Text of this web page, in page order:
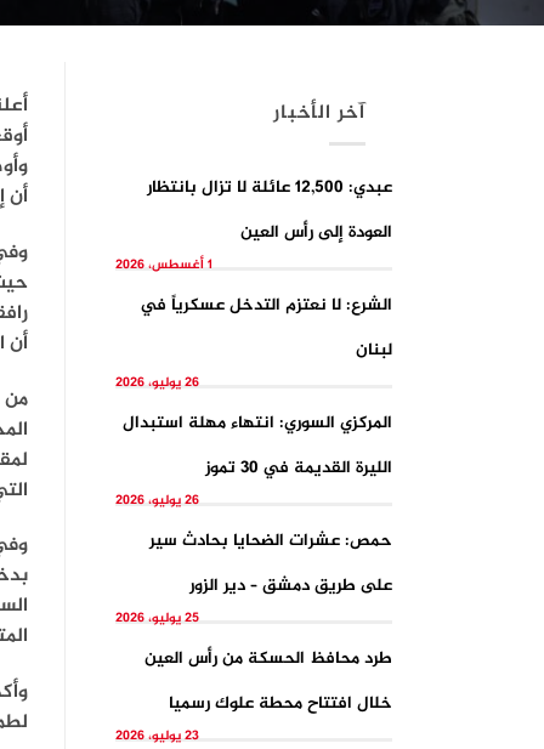
آخر الأخبار
عبدي: 12,500 عائلة لا تزال بانتظار
العودة إلى رأس العين
1 أغسطس، 2026
الشرع: لا نعتزم التدخل عسكرياً في
لبنان
26 يوليو، 2026
المركزي السوري: انتهاء مهلة استبدال
الليرة القديمة في 30 تموز
26 يوليو، 2026
حمص: عشرات الضحايا بحادث سير
على طريق دمشق – دير الزور
25 يوليو، 2026
طرد محافظ الحسكة من رأس العين
خلال افتتاح محطة علوك رسميا
23 يوليو، 2026
أن
أن
من